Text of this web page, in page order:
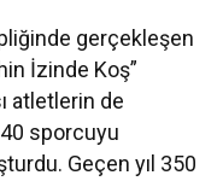
gerçekleşen
İzinde Koş”
atletlerin de
sporcuyu
Geçen yıl 350